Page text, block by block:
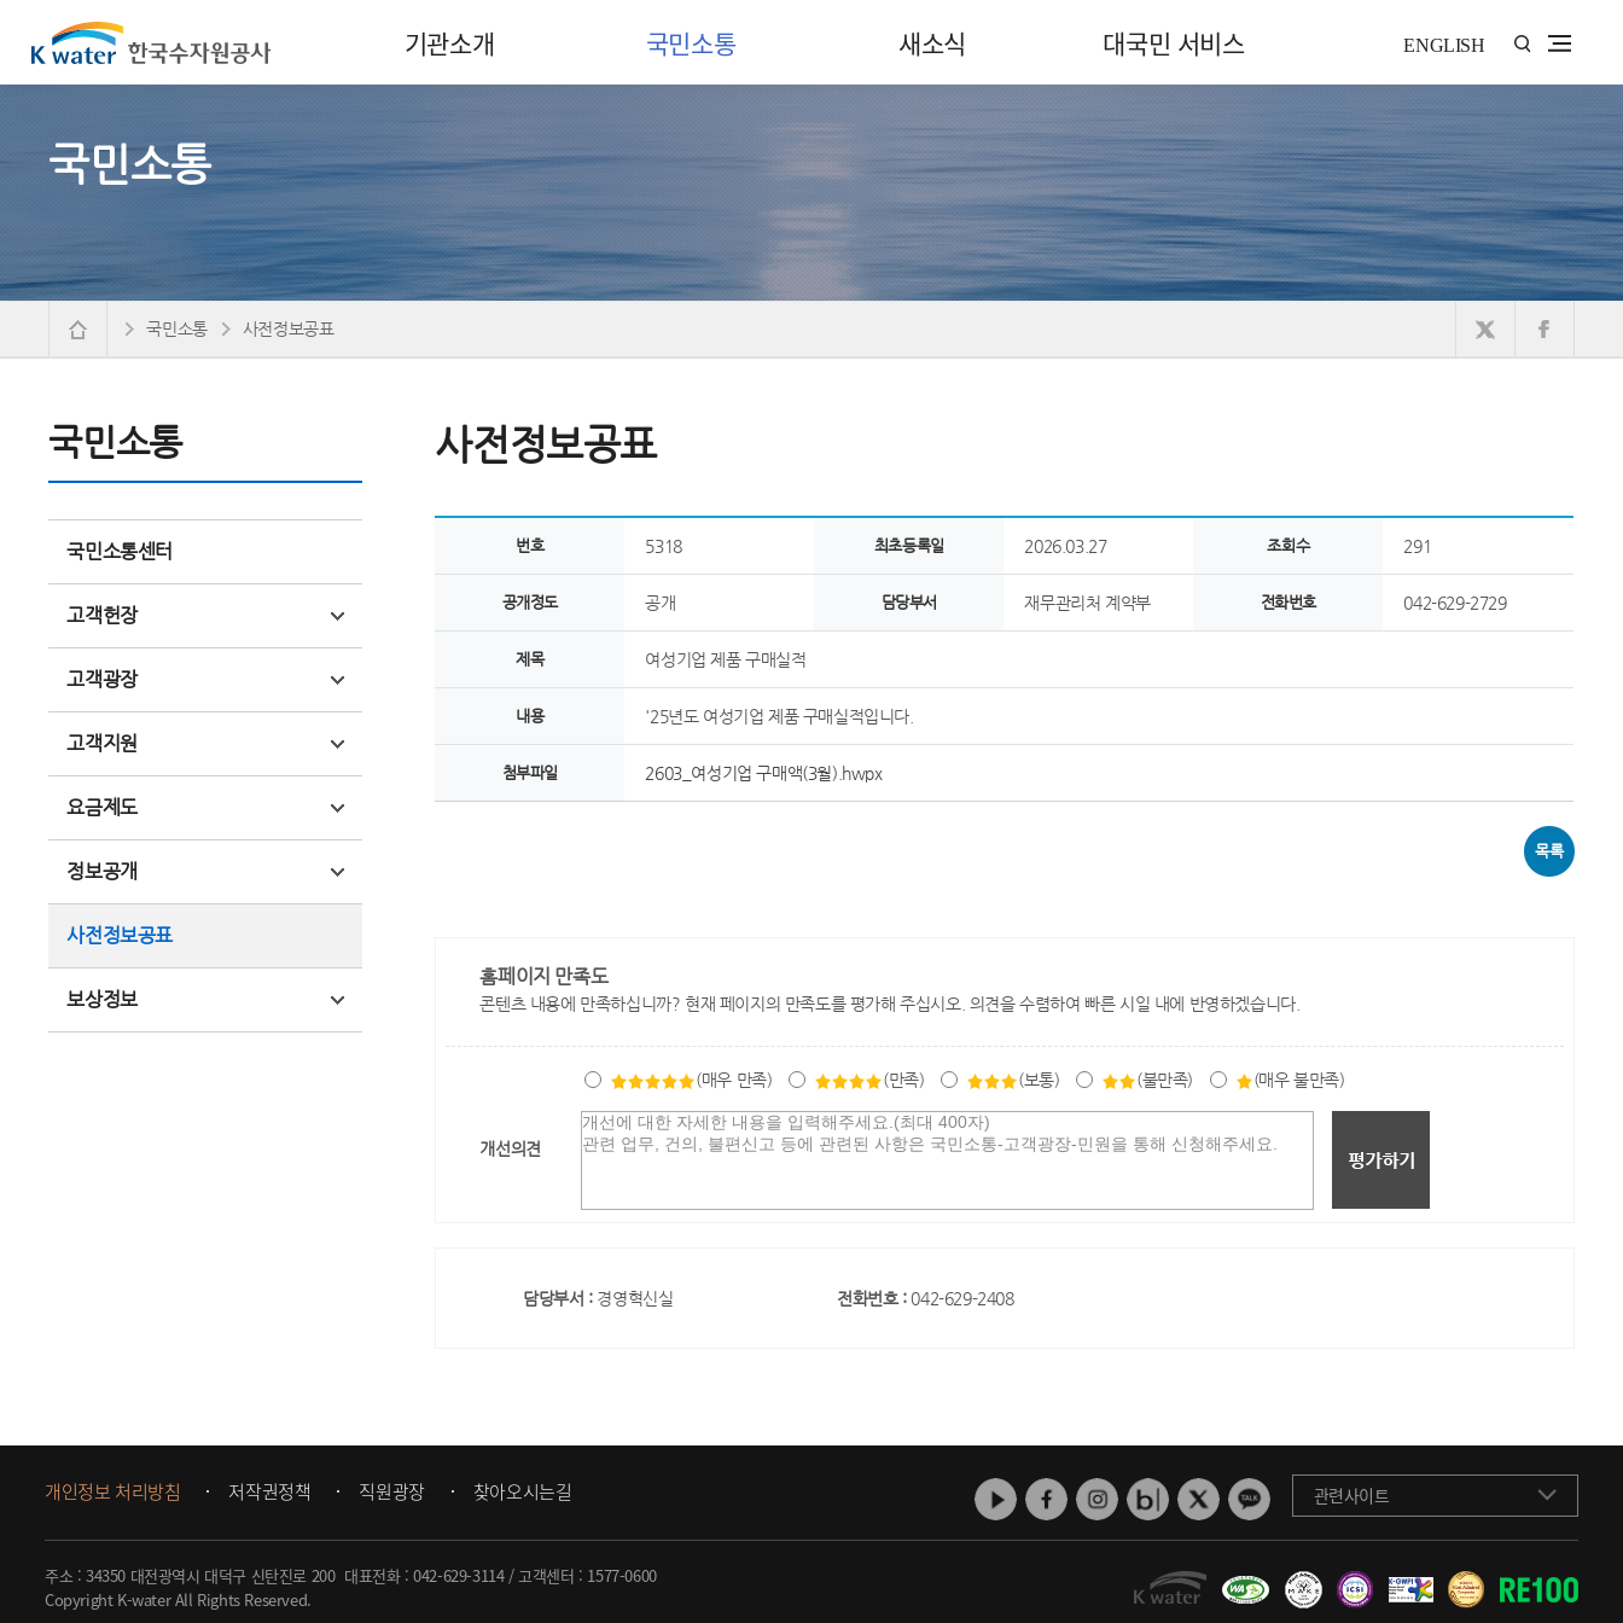
기관소개 국민소통 새소식 대국민 서비스 ENGLISH
국민소통
국민소통
국민소통센터
고객헌장
고객광장
고객지원
요금제도
정보공개
사전정보공표
보상정보
국민소통 사전정보공표
사전정보공표
번호 5318 최초등록일 2026.03.27 조회수 291
공개정도 공개 담당부서 재무관리처 계약부 전화번호 042-629-2729
제목 여성기업 제품 구매실적
내용 '25년도 여성기업 제품 구매실적입니다.
첨부파일 2603_여성기업 구매액(3월).hwpx
목록
홈페이지 만족도
콘텐츠 내용에 만족하십니까? 현재 페이지의 만족도를 평가해 주십시오. 의견을 수렴하여 빠른 시일 내에 반영하겠습니다.
(매우 만족) (만족) (보통) (불만족) (매우 불만족)
개선의견
담당부서 : 경영혁신실 전화번호 : 042-629-2408
개인정보 처리방침 저작권정책 직원광장 찾아오시는길 관련사이트
주소 : 34350 대전광역시 대덕구 신탄진로 200 대표전화 :042-629-3114/ 고객센터 : 1577-0600
Copyright K-water All Rights Reserved.